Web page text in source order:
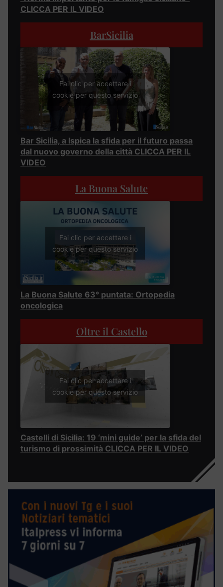
CLICCA PER IL VIDEO
BarSicilia
Fai clic per accettare i
cookie per questo servizio
Bar Sicilia, a Ispica la sfida per il futuro passa
dal nuovo governo della città CLICCA PER IL
VIDEO
La Buona Salute
Fai clic per accettare i
cookie per questo servizio
La Buona Salute 63° puntata: Ortopedia
oncologica
Oltre il Castello
Fai clic per accettare i
cookie per questo servizio
Castelli di Sicilia: 19 ‘mini guide’ per la sfida del
turismo di prossimità CLICCA PER IL VIDEO